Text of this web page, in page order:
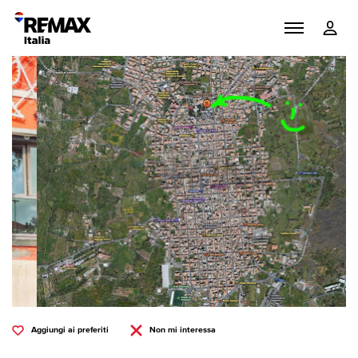
Aggiungi ai preferiti Non mi interessa